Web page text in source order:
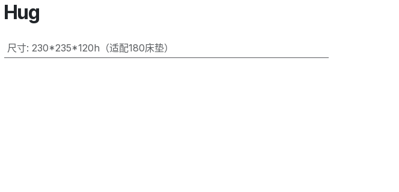
Hug
尺寸: 230*235*120h（适配180床垫）